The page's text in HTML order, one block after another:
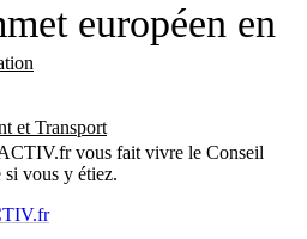
et Transport
européen en
vous fait vivre le Conseil
si vous y étiez.